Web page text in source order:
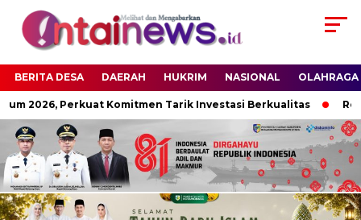
BERITA DESA DAERAH HUKRIM NASIONAL OLAHRAGA
2026, Perkuat Komitmen Tarik Investasi Berkualitas